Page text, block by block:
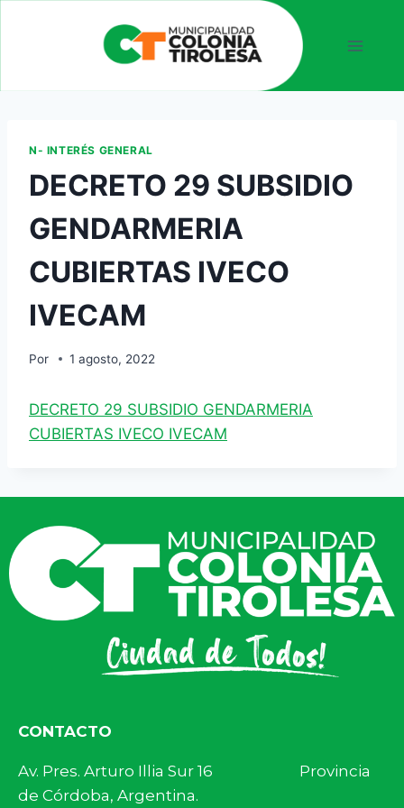
N- INTERÉS GENERAL
DECRETO 29 SUBSIDIO
GENDARMERIA
CUBIERTAS IVECO
IVECAM
Por 1 agosto, 2022
DECRETO 29 SUBSIDIO GENDARMERIA
CUBIERTAS IVECO IVECAM
CONTACTO
Av. Pres. Arturo Illia Sur 16 Provincia
de Córdoba, Argentina.